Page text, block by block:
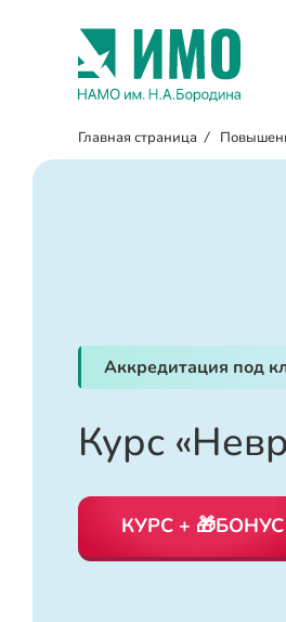
Главная страница /
Аккредитация под
Курс
КУРС + 🎁БОНУС